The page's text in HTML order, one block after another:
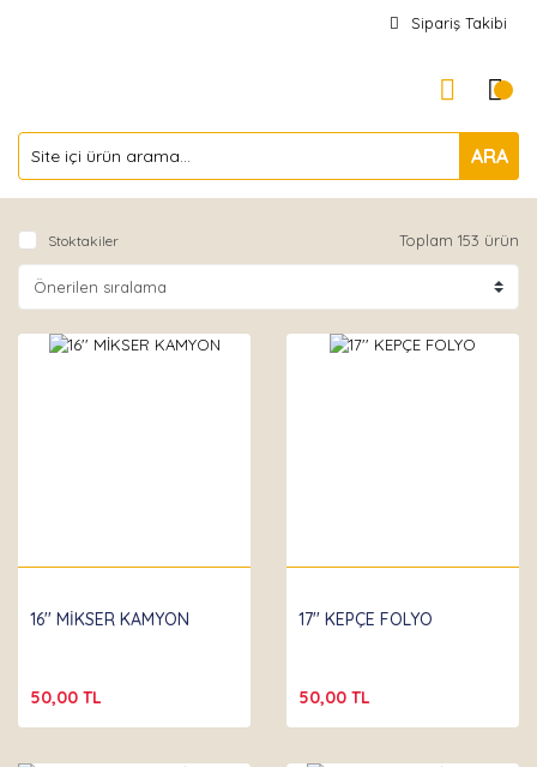
Sipariş Takibi
ARA
Stoktakiler Toplam 153 ürün
16'' MİKSER KAMYON
50,00 TL
17'' KEPÇE FOLYO
50,00 TL